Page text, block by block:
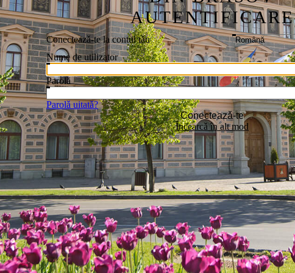
AUTENTIFICARE
Conecteazǎ-te la contul tǎu
Nume de utilizator
Parolă
Parolǎ uitatǎ?
Conecteazǎ-te
Încearcǎ în alt mod